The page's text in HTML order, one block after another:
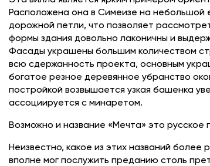
Расположена она в Симеизе на небольшой
дорожной петли, что позволяет
формы здания довольно лаконичны и
Фасады украшены большим количеством
всю сдержанность проекта, основным
богатое резное деревянное убранство
постройкой возвышается узкая башенка
ассоциируется с минаретом.
Возможно и название «Мечта» это русское
Неизвестно, какое из этих названий
вполне мог послужить преданию столь